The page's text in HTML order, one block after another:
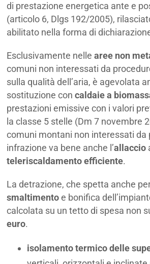
di prestazione energetica ante e
(articolo 6, Dlgs 192/2005),
abilitato nella forma di
Esclusivamente nellearee non
comuni non interessati da
sulla qualità dell’aria, è agevolata
sostituzione concaldaie a
prestazioni emissive con i valori
la classe 5 stelle (Dm 7 novembre
comuni montani non interessati da
infrazione va bene anche l’allaccio
teleriscaldamento efficiente.
La detrazione, che spetta anche
smaltimentoe bonifica
calcolata su un tetto di spesa non
euro.
isolamento termico delle